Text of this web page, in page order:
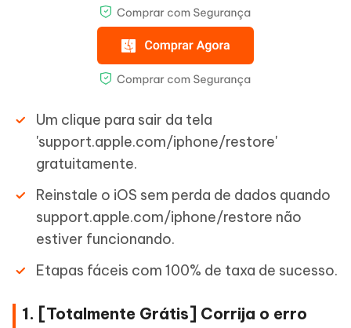
Um clique para sair da tela
'support.apple.com/iphone/restore'
gratuitamente.
Reinstale o iOS sem perda de dados quando
support.apple.com/iphone/restore não
estiver funcionando.
Etapas fáceis com 100% de taxa de sucesso.
1. [Totalmente Grátis] Corrija o erro